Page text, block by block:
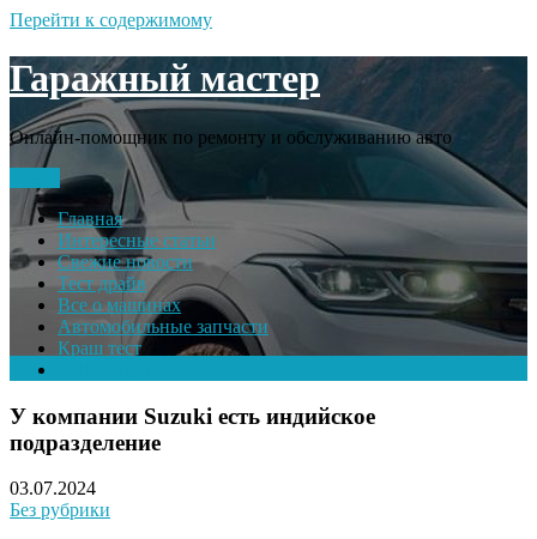
Перейти к содержимому
Гаражный мастер
Онлайн-помощник по ремонту и обслуживанию авто
Главная
Интересные статьи
Свежие новости
Тест драйв
Все о машинах
Автомобильные запчасти
Краш тест
У компании Suzuki есть индийское
подразделение
03.07.2024
Без рубрики